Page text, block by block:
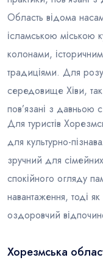
Область відома
ісламською міською
колонами,
традиціями. Для
середовище Хіви, так
пов’язані з давньою
Для туристів
для культурно-
зручний для
спокійного огляду
навантаження, тоді
оздоровчий
Хорезмська